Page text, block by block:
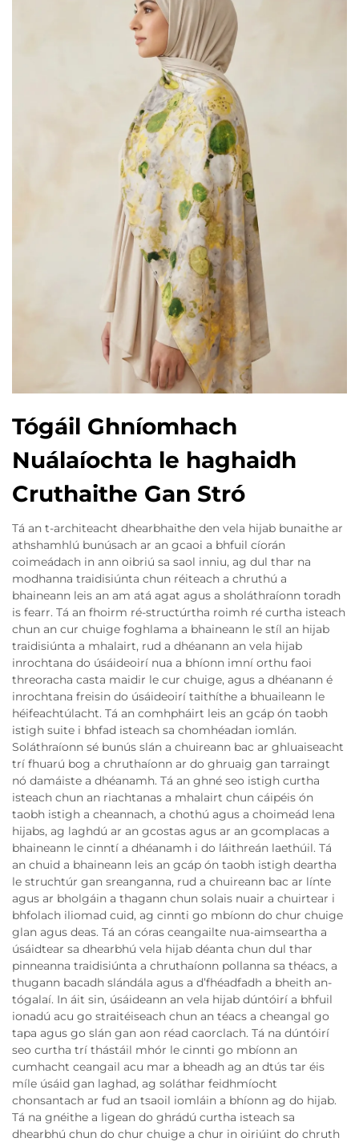
Tógáil Ghníomhach
Nuálaíochta le haghaidh
Cruthaithe Gan Stró
Tá an t-architeacht dhearbhaithe den vela hijab bunaithe ar
athshamhlú bunúsach ar an gcaoi a bhfuil cíorán
coimeádach in ann oibriú sa saol inniu, ag dul thar na
modhanna traidisiúnta chun réiteach a chruthú a
bhaineann leis an am atá agat agus a sholáthraíonn toradh
is fearr. Tá an fhoirm ré-structúrtha roimh ré curtha isteach
chun an cur chuige foghlama a bhaineann le stíl an hijab
traidisiúnta a mhalairt, rud a dhéanann an vela hijab
inrochtana do úsáideoirí nua a bhíonn imní orthu faoi
threoracha casta maidir le cur chuige, agus a dhéanann é
inrochtana freisin do úsáideoirí taithíthe a bhuaileann le
héifeachtúlacht. Tá an comhpháirt leis an gcáp ón taobh
istigh suite i bhfad isteach sa chomhéadan iomlán.
Soláthraíonn sé bunús slán a chuireann bac ar ghluaiseacht
trí fhuarú bog a chruthaíonn ar do ghruaig gan tarraingt
nó damáiste a dhéanamh. Tá an ghné seo istigh curtha
isteach chun an riachtanas a mhalairt chun cáipéis ón
taobh istigh a cheannach, a chothú agus a choimeád lena
hijabs, ag laghdú ar an gcostas agus ar an gcomplacas a
bhaineann le cinntí a dhéanamh i do láithreán laethúil. Tá
an chuid a bhaineann leis an gcáp ón taobh istigh deartha
le struchtúr gan sreanganna, rud a chuireann bac ar línte
agus ar bholgáin a thagann chun solais nuair a chuirtear i
bhfolach iliomad cuid, ag cinnti go mbíonn do chur chuige
glan agus deas. Tá an córas ceangailte nua-aimseartha a
úsáidtear sa dhearbhú vela hijab déanta chun dul thar
pinneanna traidisiúnta a chruthaíonn pollanna sa théacs, a
thugann bacadh slándála agus a d’fhéadfadh a bheith an-
tógalaí. In áit sin, úsáideann an vela hijab dúntóirí a bhfuil
ionadú acu go straitéiseach chun an téacs a cheangal go
tapa agus go slán gan aon réad caorclach. Tá na dúntóirí
seo curtha trí thástáil mhór le cinnti go mbíonn an
cumhacht ceangail acu mar a bheadh ag an dtús tar éis
míle úsáid gan laghad, ag soláthar feidhmíocht
chonsantach ar fud an tsaoil iomláin a bhíonn ag do hijab.
Tá na gnéithe a ligean do ghrádú curtha isteach sa
dhearbhú chun do chur chuige a chur in oiriúint do chruth